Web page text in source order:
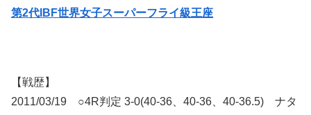
第2代IBF世界女子スーパーフライ級王座
【戦歴】
2011/03/19 ○4R判定 3-0(40-36、40-36、40-36.5) ナタ